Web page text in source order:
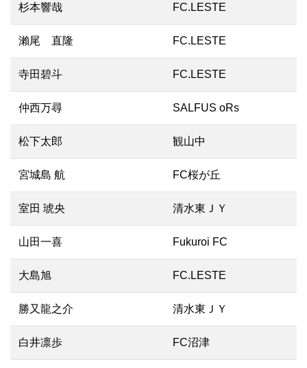
杉本響哉 FC.LESTE
瀨尾 直隆 FC.LESTE
寺田碧斗 FC.LESTE
仲西万尋 SALFUS oRs
松下太郎 観山中
宮城島 航 FC桜が丘
室田 琥央 清水東ＪＹ
山田一喜 Fukuroi FC
大島旭 FC.LESTE
勝又龍之介 清水東ＪＹ
白井凛歩 FC沼津